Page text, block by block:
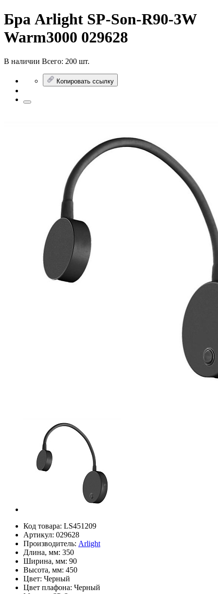
Бра Arlight SP-Son-R90-3W
Warm3000 029628
В наличии Всего: 200 шт.
Копировать ссылку
Код товара: LS451209
Артикул: 029628
Производитель: Arlight
Длина, мм: 350
Ширина, мм: 90
Высота, мм: 450
Цвет: Черный
Цвет плафона: Черный